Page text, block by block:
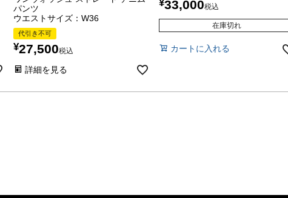
パンツ
ウエストサイズ：W36
代引き不可
¥27,500税込
詳細を見る
¥33,000税込
在庫切れ
カートに入れる